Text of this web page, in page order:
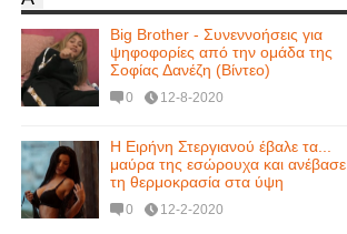
Big Brother - Συνεννοήσεις για
ψηφοφορίες από την ομάδα της
Σοφίας Δανέζη (Βίντεο)
0 12-8-2020
Η Ειρήνη Στεργιανού έβαλε τα...
μαύρα της εσώρουχα και ανέβασε
τη θερμοκρασία στα ύψη
0 12-2-2020